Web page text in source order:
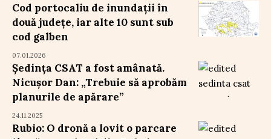
Cod portocaliu de inundații în
două județe, iar alte 10 sunt sub
cod galben
07.01.2026
Ședința CSAT a fost amânată.
Nicușor Dan: „Trebuie să aprobăm
planurile de apărare”
24.11.2025
Rubio: O dronă a lovit o parcare